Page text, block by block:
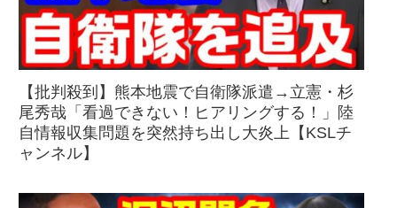
【批判殺到】熊本地震で自衛隊派遣→立憲・杉
尾秀哉「看過できない！ヒアリングする！」陸
自情報収集問題を突然持ち出し大炎上【KSLチ
ャンネル】